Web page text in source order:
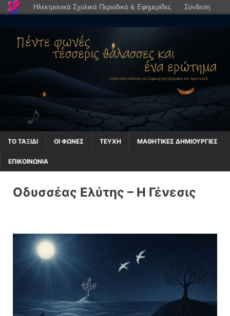
ΤΟ ΤΑΞΊΔΙ ΟΙ ΦΩΝΈΣ ΤΕΥΧΗ ΜΑΘΗΤΙΚΈΣ ΔΗΜΙΟΥΡΓΊΕΣ
ΕΠΙΚΟΙΝΩΝΙΑ
Οδυσσέας Ελύτης – Η Γένεσις
Ηλεκτρονικά Σχολικά Περιοδικά & Εφημερίδες Σύνδεση